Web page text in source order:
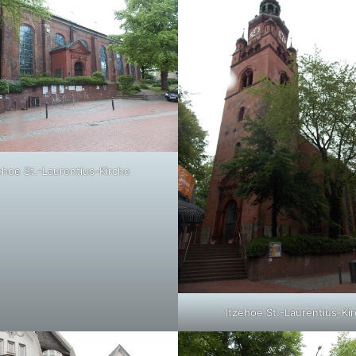
St.-Laurentius-Kirche
Itzehoe St.-Laurentius-